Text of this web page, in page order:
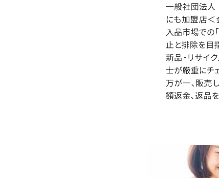
一般社団法人
にも加盟店＜
入品市場での
止と排除を目
新品・リサイ
士が厳重にチ
万が一、販売
額返金、返品